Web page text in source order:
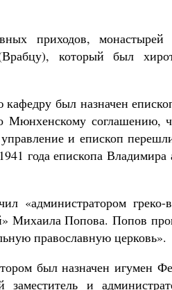
приходов,
который был
был назначен
Мюнхенскому соглашению,
и епископ
года епископа Владимира
«администратором греко-
Михаила Попова. Попов
православную церковь».
был назначен игумен
заместитель и